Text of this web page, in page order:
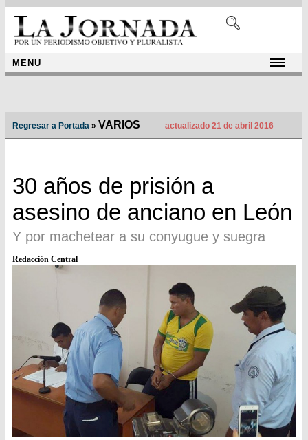
MENU
Regresar a Portada » VARIOS actualizado 21 de abril 2016
30 años de prisión a
asesino de anciano en León
Y por machetear a su conyugue y suegra
Redacción Central